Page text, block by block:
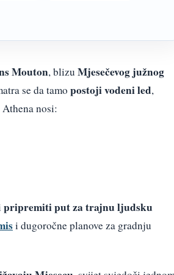
Mouton, blizu Mjesečevog južnog
se da tamo postoji vodeni led,
nosi:
pripremiti put za trajnu ljudsku
i dugoročne planove za gradnju